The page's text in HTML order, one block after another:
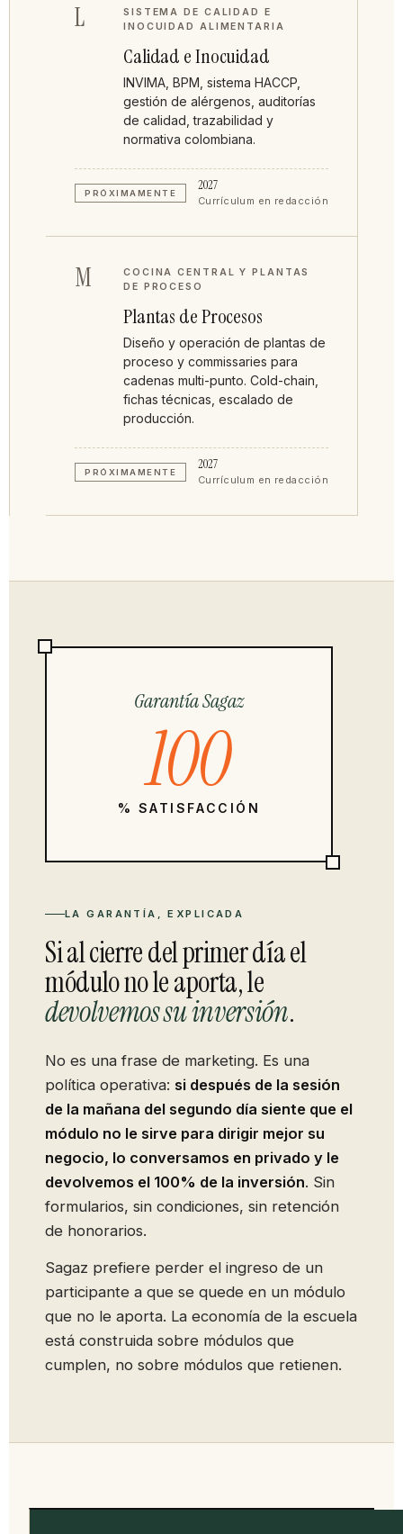
L
SISTEMA DE CALIDAD E
INOCUIDAD ALIMENTARIA
Calidad e Inocuidad
INVIMA, BPM, sistema HACCP,
gestión de alérgenos, auditorías
de calidad, trazabilidad y
normativa colombiana.
PRÓXIMAMENTE 2027
Currículum en redacción
M
COCINA CENTRAL Y PLANTAS
DE PROCESO
Plantas de Procesos
Diseño y operación de plantas de
proceso y commissaries para
cadenas multi-punto. Cold-chain,
fichas técnicas, escalado de
producción.
PRÓXIMAMENTE 2027
Currículum en redacción
Garantía Sagaz
100
% SATISFACCIÓN
LA GARANTÍA, EXPLICADA
Si al cierre del primer día el
módulo no le aporta, le
devolvemos su inversión.
No es una frase de marketing. Es una
política operativa: si después de la sesión
de la mañana del segundo día siente que el
módulo no le sirve para dirigir mejor su
negocio, lo conversamos en privado y le
devolvemos el 100% de la inversión. Sin
formularios, sin condiciones, sin retención
de honorarios.
Sagaz prefiere perder el ingreso de un
participante a que se quede en un módulo
que no le aporta. La economía de la escuela
está construida sobre módulos que
cumplen, no sobre módulos que retienen.